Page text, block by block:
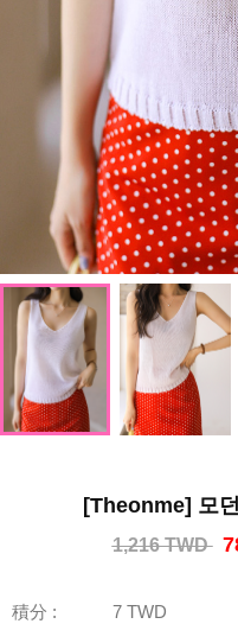
[Theonme] 모
1,216 TWD
積分 : 7 TWD